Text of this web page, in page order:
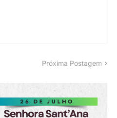
Próxima Postagem